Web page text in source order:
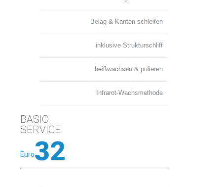
Belag & Kanten schleifen
inklusive Strukturschliff
heißwachsen & polieren
Infrarot-Wachsmethode
BASIC
SERVICE
Euro32